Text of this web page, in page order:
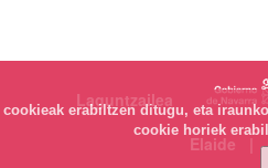
Laguntzailea
Elaide |
erabiltzen ditugu, eta
cookie horiek